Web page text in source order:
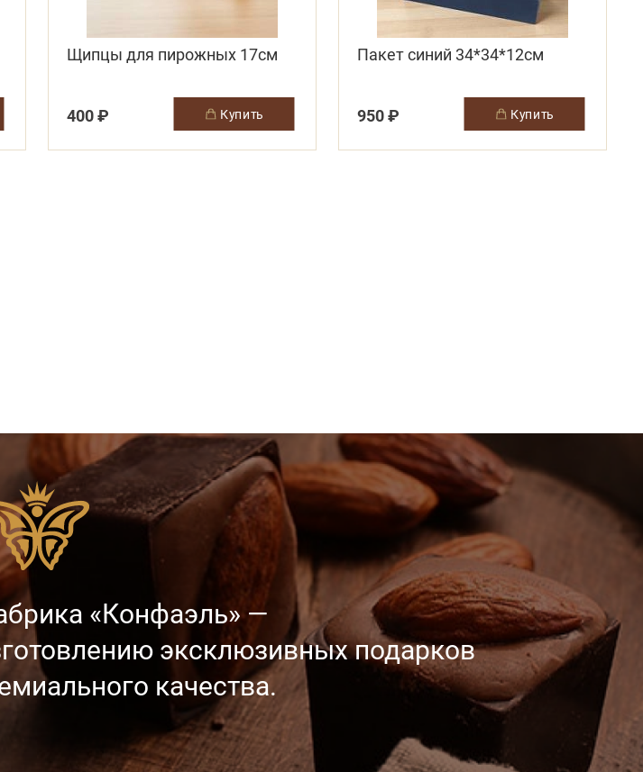
Щипцы для пирожных 17см
400 ₽ купить
Пакет синий 34*34*12см
950 ₽ купить
«Конфаэль» —
эксклюзивныхподарков
качества.